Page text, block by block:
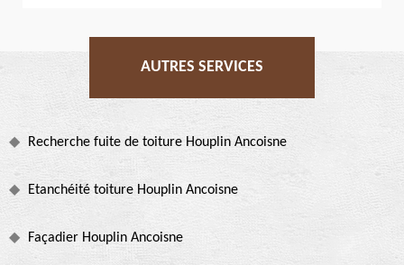
AUTRES SERVICES
Recherche fuite de toiture Houplin Ancoisne
Etanchéité toiture Houplin Ancoisne
Façadier Houplin Ancoisne